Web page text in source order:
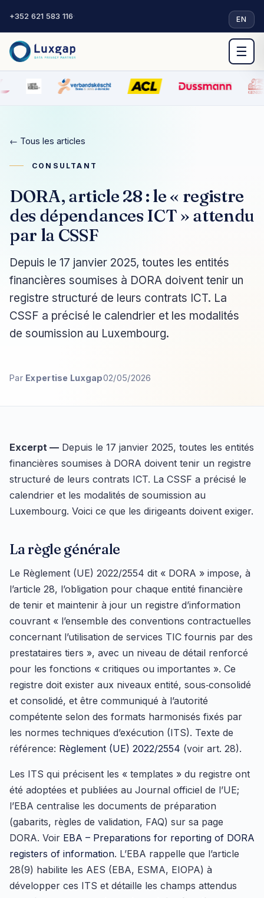
+352 621 583 116· EN
☰
← Tous les articles
CONSULTANT
DORA, article 28 : le « registre
des dépendances ICT » attendu
par la CSSF
Depuis le 17 janvier 2025, toutes les entités
financières soumises à DORA doivent tenir un
registre structuré de leurs contrats ICT. La
CSSF a précisé le calendrier et les modalités
de soumission au Luxembourg.
Par Expertise Luxgap02/05/2026
Excerpt — Depuis le 17 janvier 2025, toutes les entités
financières soumises à DORA doivent tenir un registre
structuré de leurs contrats ICT. La CSSF a précisé le
calendrier et les modalités de soumission au
Luxembourg. Voici ce que les dirigeants doivent exiger.
La règle générale
Le Règlement (UE) 2022/2554 dit « DORA » impose, à
l’article 28, l’obligation pour chaque entité financière
de tenir et maintenir à jour un registre d’information
couvrant « l’ensemble des conventions contractuelles
concernant l’utilisation de services TIC fournis par des
prestataires tiers », avec un niveau de détail renforcé
pour les fonctions « critiques ou importantes ». Ce
registre doit exister aux niveaux entité, sous‑consolidé
et consolidé, et être communiqué à l’autorité
compétente selon des formats harmonisés fixés par
les normes techniques d’exécution (ITS). Texte de
référence: Règlement (UE) 2022/2554 (voir art. 28).
Les ITS qui précisent les « templates » du registre ont
été adoptées et publiées au Journal officiel de l’UE;
l’EBA centralise les documents de préparation
(gabarits, règles de validation, FAQ) sur sa page
DORA. Voir EBA – Preparations for reporting of DORA
registers of information. L’EBA rappelle que l’article
28(9) habilite les AES (EBA, ESMA, EIOPA) à
développer ces ITS et détaille les champs attendus